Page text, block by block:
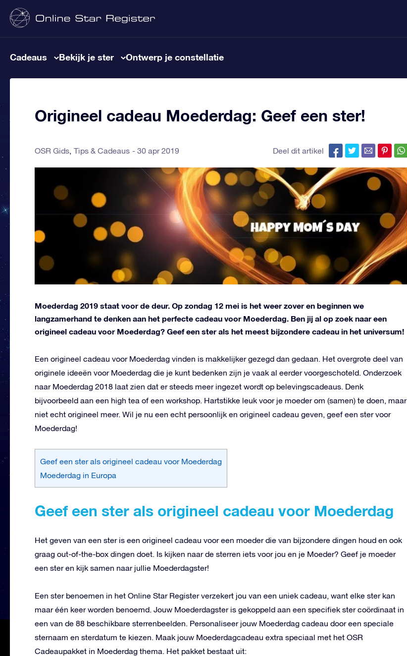
Cadeaus Bekijk je ster Ontwerp je constellatie
Origineel cadeau Moederdag: Geef een ster!
OSR Gids Tips & Cadeaus 30 apr 2019 Deel dit artikel
Moederdag 2019 staat voor de deur. Op zondag 12 mei is het weer zover en beginnen we
langzamerhand te denken aan het perfecte cadeau voor Moederdag. Ben jij al op zoek naar een
origineel cadeau voor Moederdag? Geef een ster als het meest bijzondere cadeau in het universum!
Een origineel cadeau voor Moederdag vinden is makkelijker gezegd dan gedaan. Het overgrote deel van
originele ideeën voor Moederdag die je kunt bedenken zijn je vaak al eerder voorgeschoteld. Onderzoek
naar Moederdag 2018 laat zien dat er steeds meer ingezet wordt op belevingscadeaus. Denk
bijvoorbeeld aan een high tea of een workshop. Hartstikke leuk voor je moeder om (samen) te doen, maar
niet echt origineel meer. Wil je nu een echt persoonlijk en origineel cadeau geven, geef een ster voor
Moederdag!
Geef een ster als origineel cadeau voor Moederdag
Moederdag in Europa
Geef een ster als origineel cadeau voor Moederdag
Het geven van een ster is een origineel cadeau voor een moeder die van bijzondere dingen houd en ook
graag out-of-the-box dingen doet. Is kijken naar de sterren iets voor jou en je Moeder? Geef je moeder
een ster en kijk samen naar jullie Moederdagster!
Een ster benoemen in het Online Star Register verzekert jou van een uniek cadeau, want elke ster kan
maar één keer worden benoemd. Jouw Moederdagster is gekoppeld aan een specifiek ster coördinaat in
een van de 88 beschikbare sterrenbeelden. Personaliseer jouw Moederdag cadeau door een speciale
sternaam en sterdatum te kiezen. Maak jouw Moederdagcadeau extra speciaal met het OSR
Cadeaupakket in Moederdag thema. Het pakket bestaat uit: